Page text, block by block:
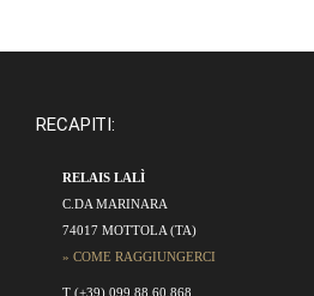
RECAPITI:
RELAIS LALÌ
C.DA MARINARA
74017 MOTTOLA (TA)
» COME RAGGIUNGERCI
T (+39) 099.88.60.868